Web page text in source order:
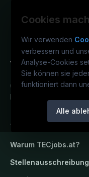
Cookies
Wir verwenden
verbessern und
Analyse-Cookies
Sie können sie
funktioniert dann
Alle
Österreichs
Ein Service der
TECjobs.at
Warum TECjobs.at?